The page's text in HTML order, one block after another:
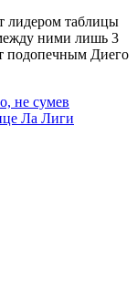
лидером таблицы
ними лишь 3
подопечным Диего
не сумев
Ла Лиги